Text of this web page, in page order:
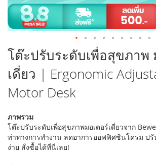
ข้าม
ไป
ที่
ส่วน
เริ่ม
แกล
เลอ
รี
รูปภาพ
โต๊ะปรับระดับเพื่อสุขภาพ
เดี่ยว | Ergonomic
Motor Desk
ภาพรวม
โต๊ะปรับระดับเพื่อสุขภาพมอเตอร์เดี่ยวจาก
ท่าทางการทำงาน ลดอาการออฟฟิศซินโดรม ป
ง่าย สั่งซื้อได้ที่นี่เลย!